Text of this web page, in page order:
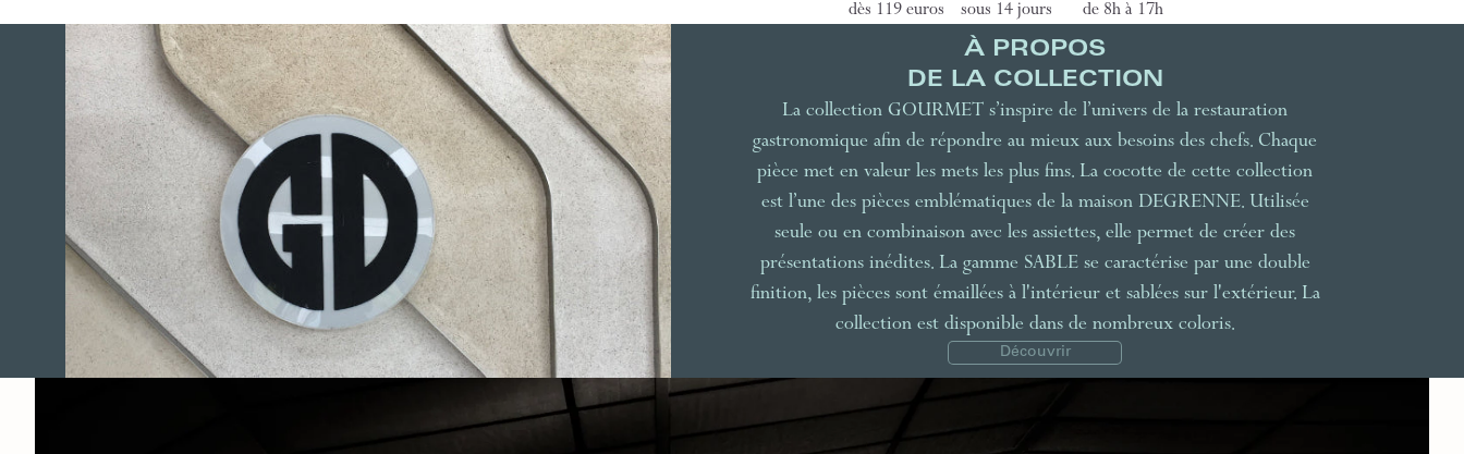
dès 119 euros
sous 14 jours
de 8h à 17h
À PROPOS
DE LA COLLECTION
La collection GOURMET s’inspire de l’univers de la restauration
gastronomique afin de répondre au mieux aux besoins des chefs. Chaque
pièce met en valeur les mets les plus fins. La cocotte de cette collection
est l’une des pièces emblématiques de la maison DEGRENNE. Utilisée
seule ou en combinaison avec les assiettes, elle permet de créer des
présentations inédites. La gamme SABLE se caractérise par une double
finition, les pièces sont émaillées à l'intérieur et sablées sur l'extérieur. La
collection est disponible dans de nombreux coloris.
Découvrir